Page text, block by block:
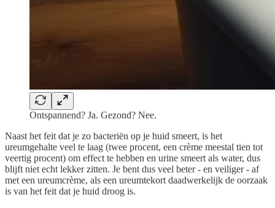
Ontspannend? Ja. Gezond? Nee.
Naast het feit dat je zo bacteriën op je huid smeert, is het
ureumgehalte veel te laag (twee procent, een crème meestal tien tot
veertig procent) om effect te hebben en urine smeert als water, dus
blijft niet echt lekker zitten. Je bent dus veel beter - en veiliger - af
met een ureumcrème, als een ureumtekort daadwerkelijk de oorzaak
is van het feit dat je huid droog is.